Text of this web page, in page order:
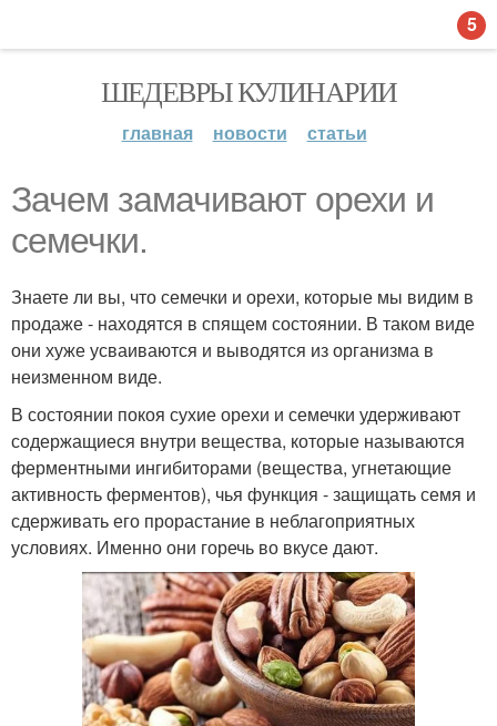
ШЕДЕВРЫ КУЛИНАРИИ
главная новости статьи
Зачем замачивают орехи и
семечки.
Знаете ли вы, что семечки и орехи, которые мы видим в
продаже - находятся в спящем состоянии. В таком виде
они хуже усваиваются и выводятся из организма в
неизменном виде.
В состоянии покоя сухие орехи и семечки удерживают
содержащиеся внутри вещества, которые называются
ферментными ингибиторами (вещества, угнетающие
активность ферментов), чья функция - защищать семя и
сдерживать его прорастание в неблагоприятных
условиях. Именно они горечь во вкусе дают.
5